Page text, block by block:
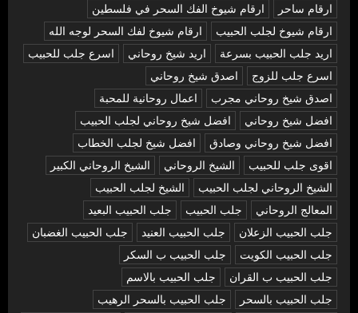
ارقام ساحر
ارقام شيوخ الفك السحر في فلسطين
ارقام شيوخ لجلب الحبيب
ارقام شيوخ لفك السحر لوجه الله
اريد جلب الحبيب بسرعة
اريد شيخ روحاني
اسرع جلب للحبيب
اسرع جلب للزوج
اصدق شيخ روحاني
اصدق شيخ روحاني مجرب
اعمال روحانية للمحبة
افضل شيخ روحاني
افضل شيخ روحاني لجلب الحبيب
افضل شيخ روحاني وصادق
افضل شيخ لجلب الخطاب
اقوى جلب للحبيب
الشيخ الروحاني
الشيخ الروحاني الكبير
الشيخ الروحاني لجلب الحبيب
الشيخ لجلب الحبيب
المعالج الروحاني
جلب الحبيب
جلب الحبيب البعيد
جلب الحبيب الزعلان
جلب الحبيب العنيد
جلب الحبيب الغضبان
جلب الحبيب الكويت
جلب الحبيب ب السكر
جلب الحبيب ب القران
جلب الحبيب بالاسم
جلب الحبيب بالسحر
جلب الحبيب بالسحر الرهيب